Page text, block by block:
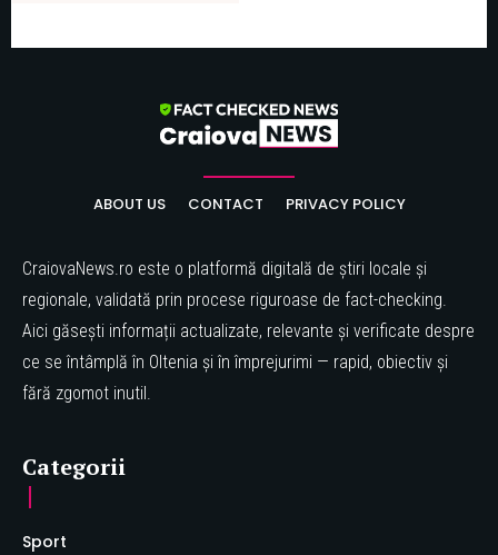
ABOUT US CONTACT PRIVACY POLICY
CraiovaNews.ro este o platformă digitală de știri locale și
regionale, validată prin procese riguroase de fact-checking.
Aici găsești informații actualizate, relevante și verificate despre
ce se întâmplă în Oltenia și în împrejurimi — rapid, obiectiv și
fără zgomot inutil.
Categorii
Sport